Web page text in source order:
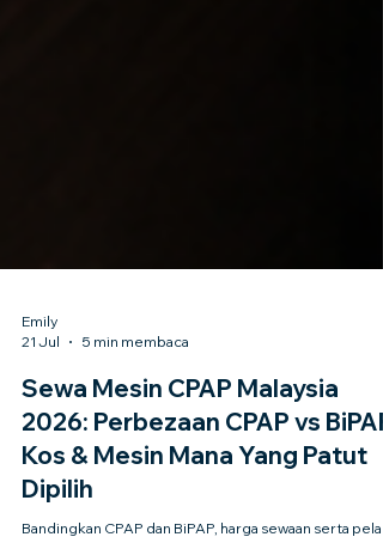
Emily
21 Jul
5 min membaca
Sewa Mesin CPAP Malaysia
2026: Perbezaan CPAP vs BiPAP,